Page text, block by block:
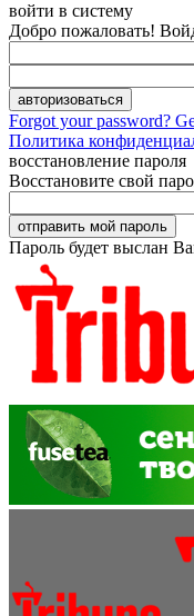
войти в систему
Добро пожаловать!
Forgot your password?
Политика
восстановление пароля
Восстановите свой
Пароль будет выслан